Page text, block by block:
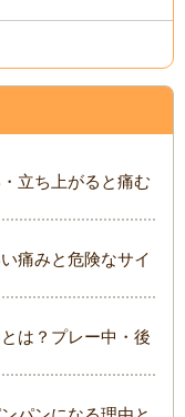
立ち上がると痛む
痛みと危険なサイ
は？プレー中・後